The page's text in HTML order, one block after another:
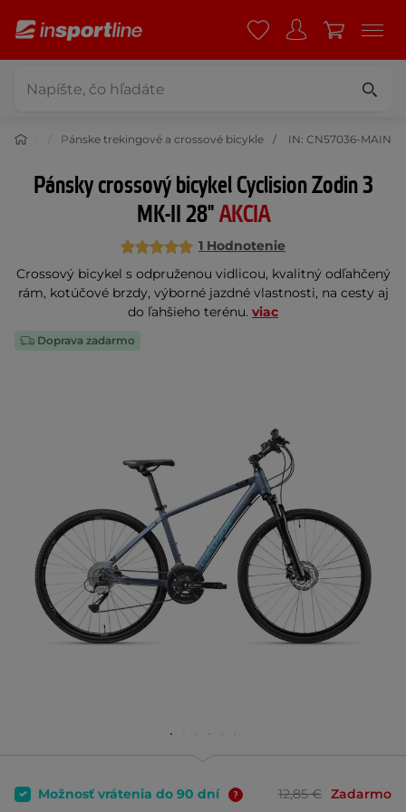
Pánske trekingové a crossové bicykle IN: CN57036-MAIN
Pánsky crossový bicykel Cyclision Zodin 3
MK-II 28"AKCIA
1 Hodnotenie
Crossový bicykel s odpruženou vidlicou, kvalitný odľahčený
rám, kotúčové brzdy, výborné jazdné vlastnosti, na cesty aj
do ľahšieho terénu. viac
Doprava zadarmo
Možnosť vrátenia do 90 dní 12,85 € Zadarmo